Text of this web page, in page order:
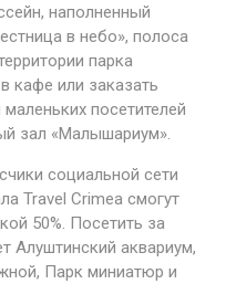
наполненный
в небо», полоса
парка
кафе или заказать
посетителей
зал «Малышариум».
социальной сети
Travel Crimea смогут
50%. Посетить за
Алуштинский аквариум,
Парк миниатюр и